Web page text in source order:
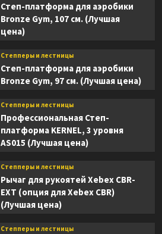
Степ-платформа для аэробики
Bronze Gym, 107 см. (Лучшая
цена)
Степперы и лестницы
Степ-платформа для аэробики
Bronze Gym, 97 см. (Лучшая цена)
Степперы и лестницы
Профессиональная Степ-
платформа KERNEL, 3 уровня
AS015 (Лучшая цена)
Степперы и лестницы
Рычаг для рукоятей Xebex CBR-
EXT (опция для Xebex CBR)
(Лучшая цена)
Степперы и лестницы